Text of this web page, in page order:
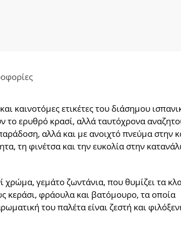
καινοτόμες ετικέτες του διάσημου
το ερυθρό κρασί, αλλά ταυτόχρονα
αλλά και με ανοιχτό πνεύμα στην
τη φινέτσα και την ευκολία στην
γεμάτο ζωντάνια, που θυμίζει τα
φράουλα και βατόμουρο, τα οποία
του παλέτα είναι ζεστή και